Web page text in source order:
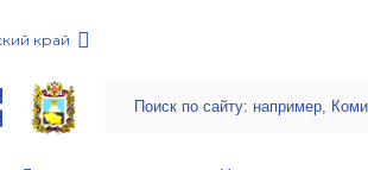
край